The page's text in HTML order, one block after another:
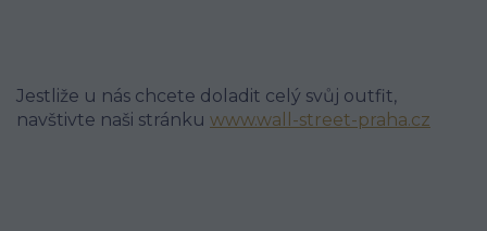
Jestliže u nás chcete doladit celý svůj outfit,
navštivte naši stránku www.wall-street-praha.cz